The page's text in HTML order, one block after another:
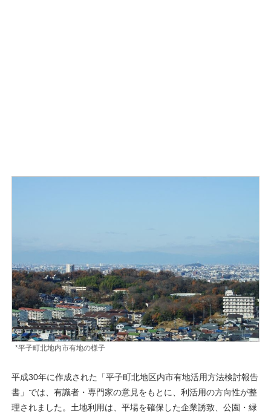
*平子町北地内市有地の様子
平成30年に作成された「平子町北地区内市有地活用方法検討報告
書」では、有識者・専門家の意見をもとに、利活用の方向性が整
理されました。土地利用は、平場を確保した企業誘致、公園・緑